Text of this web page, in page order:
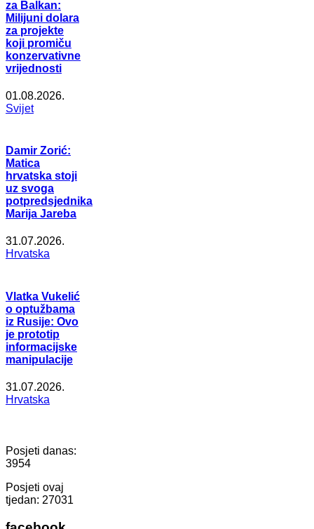
za Balkan:
Milijuni dolara
za projekte
koji promiču
konzervativne
vrijednosti
01.08.2026.
Svijet
Damir Zorić:
Matica
hrvatska stoji
uz svoga
potpredsjednika
Marija Jareba
31.07.2026.
Hrvatska
Vlatka Vukelić
o optužbama
iz Rusije: Ovo
je prototip
informacijske
manipulacije
31.07.2026.
Hrvatska
Posjeti danas:
3954
Posjeti ovaj
tjedan: 27031